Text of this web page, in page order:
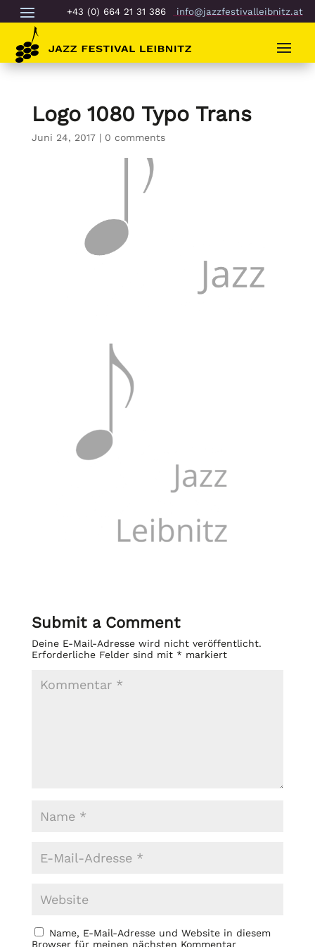
+43 (0) 664 21 31 386 info@jazzfestivalleibnitz.at
Logo 1080 Typo Trans
Juni 24, 2017| 0 comments
Submit a Comment
Deine E-Mail-Adresse wird nicht veröffentlicht.
Erforderliche Felder sind mit *markiert
Name, E-Mail-Adresse und Website in diesem
Browser für meinen nächsten Kommentar